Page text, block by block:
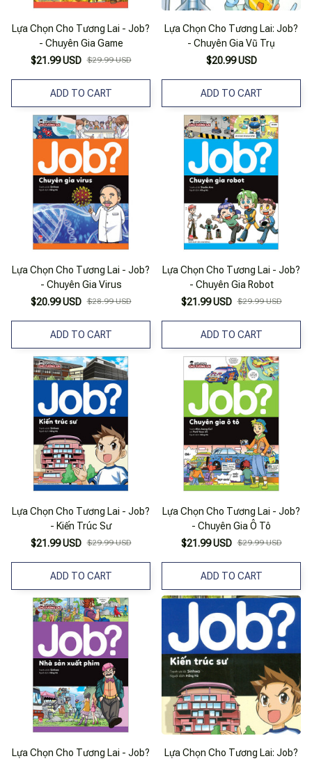
Lựa Chọn Cho Tương Lai - Job?
- Chuyên Gia Game
$21.99 USD $29.99 USD
ADD TO CART
Lựa Chọn Cho Tương Lai: Job?
- Chuyên Gia Vũ Trụ
$20.99 USD
ADD TO CART
Lựa Chọn Cho Tương Lai - Job?
- Chuyên Gia Virus
$20.99 USD $28.99 USD
ADD TO CART
Lựa Chọn Cho Tương Lai - Job?
- Chuyên Gia Robot
$21.99 USD $29.99 USD
ADD TO CART
Lựa Chọn Cho Tương Lai - Job?
- Kiến Trúc Sư
$21.99 USD $29.99 USD
ADD TO CART
Lựa Chọn Cho Tương Lai - Job?
- Chuyên Gia Ô Tô
$21.99 USD $29.99 USD
ADD TO CART
Lựa Chọn Cho Tương Lai - Job?
Lựa Chọn Cho Tương Lai: Job?